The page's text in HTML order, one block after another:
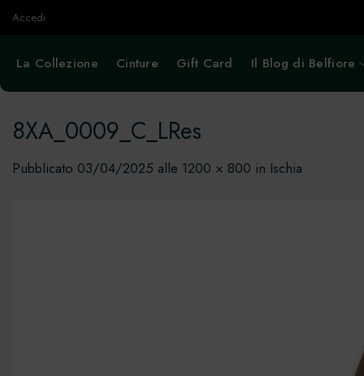
SaltaAccedi
La Collezione Cinture Gift Card Il Blog di Belfiore
8XA_0009_C_LRes
Pubblicato 03/04/2025 alle 1200 × 800 in Ischia